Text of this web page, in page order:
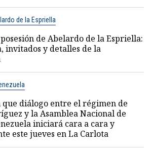
de la Espriella
de Abelardo de la Espriella:
invitados y detalles de la
diálogo entre el régimen de
y la Asamblea Nacional de
iniciará cara a cara y
este jueves en La Carlota